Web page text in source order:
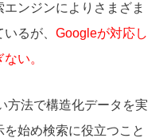
ンジンによりさまざま
るが、 Googleが対応し
い。
方法で構造化データを実
始め検索に役立つこと